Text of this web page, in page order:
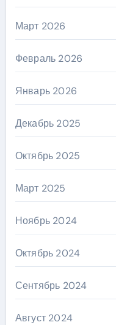
Март 2026
Февраль 2026
Январь 2026
Декабрь 2025
Октябрь 2025
Март 2025
Ноябрь 2024
Октябрь 2024
Сентябрь 2024
Август 2024